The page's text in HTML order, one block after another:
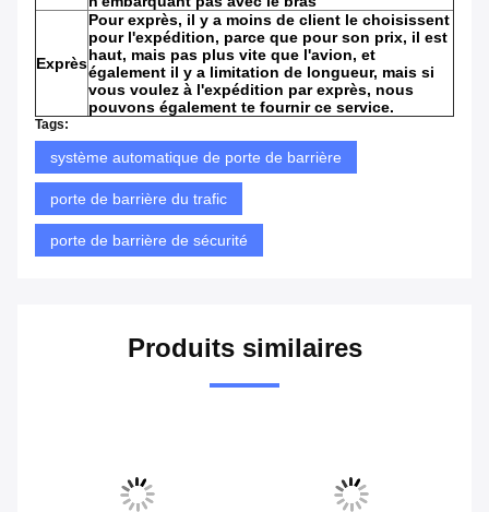
Exprès
Pour exprès, il y a moins de client le choisissent
pour l'expédition, parce que pour son prix, il est
haut, mais pas plus vite que l'avion, et
également il y a limitation de longueur, mais si
vous voulez à l'expédition par exprès, nous
pouvons également te fournir ce service.
Tags:
système automatique de porte de barrière
porte de barrière du trafic
porte de barrière de sécurité
Produits similaires